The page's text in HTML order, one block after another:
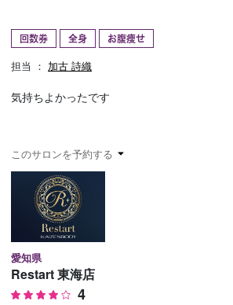
予約確認
回数券 全身 お腹痩せ
担当 ： 加古 詩織
気持ちよかったです
このサロンを予約する
愛知県
Restart 東海店
4